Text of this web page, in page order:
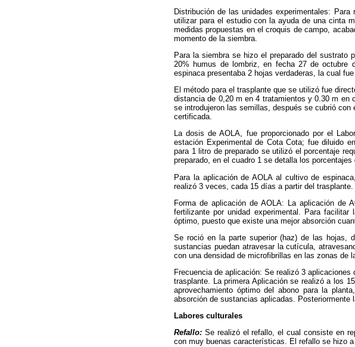
Distribución de las unidades experimentales:
utilizar para el estudio con la ayuda de una cinta
medidas propuestas en el croquis de campo,
momento de la siembra.
Para la siembra se hizo el preparado del
20% humus de lombriz, en fecha 27 de octubre
espinaca presentaba 2 hojas verdaderas, la cual
El método para el trasplante que se utilizó fue
distancia de 0,20 m en 4 tratamientos y 0.30 m en
se introdujeron las semillas, después se cubrió
certificada.
La dosis de AOLA, fue proporcionado por el
estación Experimental de Cota Cota; fue diluido
para 1 litro de preparado se utilizó el porcentaje
preparado, en el cuadro 1 se detalla los porcentajes
Para la aplicación de AOLA al cultivo de
realizó 3 veces, cada 15 días a partir del trasplante.
Forma de aplicación de AOLA: La aplicación de
fertilizante por unidad experimental. Para
óptimo, puesto que existe una mejor absorción
Se roció en la parte superior (haz) de las hojas,
sustancias puedan atravesar la cutícula,
con una densidad de microfibrillas en las zonas de
Frecuencia de aplicación: Se realizó 3
trasplante. La primera Aplicación se realizó a los
aprovechamiento óptimo del abono para la
absorción de sustancias aplicadas.
Labores culturales
Refallo: Se realizó el refallo, el cual consiste en
con muy buenas características. El refallo se hizo